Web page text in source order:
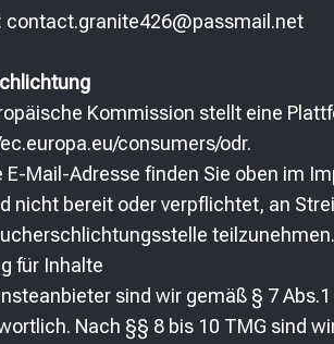
​contact.granite426@passmail.net
Kommission stellt eine
consumers/odr.
E-Mail-Adresse finden Sie oben im
nicht bereit oder verpflichtet, an
teilzunehmen.
für Inhalte
sind wir gemäß § 7
Nach §§ 8 bis 10 TMG sind